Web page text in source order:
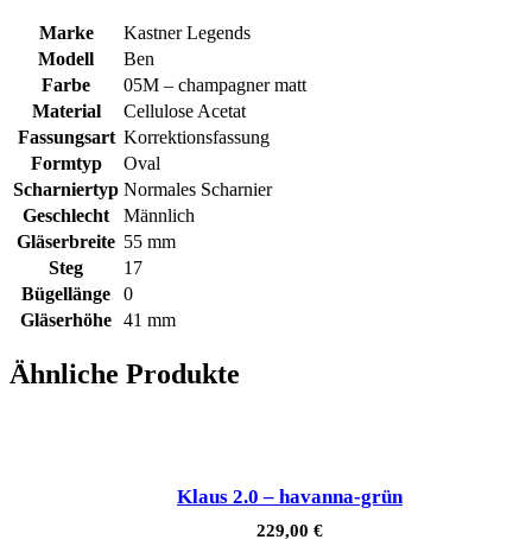
Marke
Kastner Legends
Modell
Ben
Farbe
05M – champagner matt
Material
Cellulose Acetat
Fassungsart Korrektionsfassung
Formtyp
Oval
Scharniertyp Normales Scharnier
Geschlecht
Männlich
Gläserbreite 55 mm
Steg
17
Bügellänge
0
Gläserhöhe 41 mm
Ähnliche Produkte
Klaus 2.0 – havanna-grün
229,00 €